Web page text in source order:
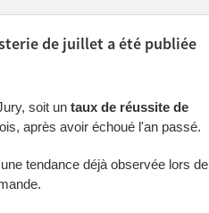
de juillet a été publiée
soit un taux de réussite de
après avoir échoué l'an passé.
tendance déjà observée lors de